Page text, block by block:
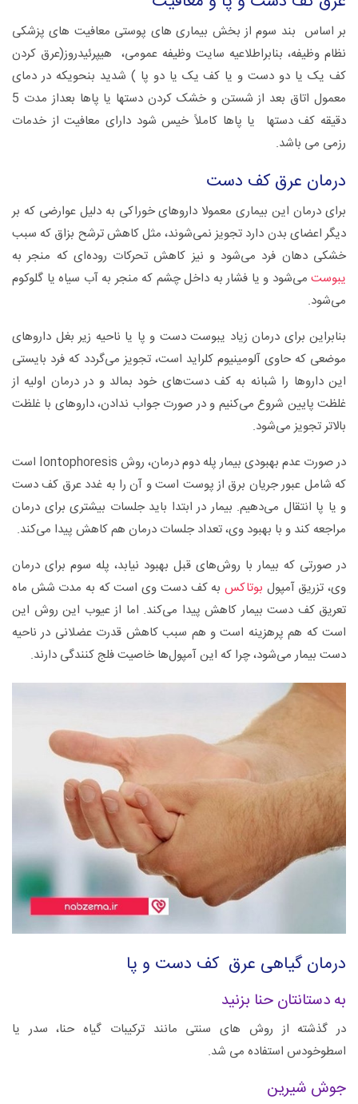
بر اساس بند سوم از بخش بیماری های پوستی معافیت های پزشکی
نظام وظیفه، بنابراطلاعیه سایت وظیفه عمومی، هیپرئیدروز(عرق کردن
کف یک یا دو دست و یا کف یک یا دو پا ) شدید بنحویکه در دمای
معمول اتاق بعد از شستن و خشک کردن دستها یا پاها بعداز مدت 5
دقیقه کف دستها یا پاها کاملاً خیس شود دارای معافیت از خدمات
رزمی می باشد.
درمان عرق کف دست
برای درمان این بیماری معمولا داروهای خوراکی به دلیل عوارضی که بر
دیگر اعضای بدن دارد تجویز نمی‌شوند، مثل کاهش ترشح بزاق که سبب
خشکی دهان فرد می‌شود و نیز کاهش تحرکات روده‌ای که منجر به
یبوست می‌شود و یا فشار به داخل چشم که منجر به آب سیاه یا گلوکوم
می‌شود.
بنابراین برای درمان زیاد یبوست دست و پا یا ناحیه زیر بغل داروهای
موضعی که حاوی آلومینیوم کلراید است، تجویز می‌گردد که فرد بایستی
این داروها را شبانه به کف دست‌های خود بمالد و در درمان اولیه از
غلظت پایین شروع می‌کنیم و در صورت جواب ندادن، داروهای با غلظت
بالاتر تجویز می‌شود.
در صورت عدم بهبودی بیمار پله دوم درمان، روش Iontophoresis است
که شامل عبور جریان برق از پوست است و آن را به غدد عرق کف دست
و یا پا انتقال می‌دهیم. بیمار در ابتدا باید جلسات بیشتری برای درمان
مراجعه کند و با بهبود وی، تعداد جلسات درمان هم کاهش پیدا می‌کند.
‌در صورتی که بیمار با روش‌های قبل بهبود نیابد، پله سوم برای درمان
وی، تزریق آمپول بوتاکس به کف دست وی است که به مدت شش ماه
تعریق کف دست بیمار کاهش پیدا می‌کند. اما از عیوب این روش این
است که هم پرهزینه است و هم سبب کاهش قدرت عضلانی در ناحیه
دست بیمار می‌شود، چرا که این آمپول‌ها خاصیت فلج کنندگی دارند.
درمان گیاهی عرق کف دست و پا
به دستانتان حنا بزنید
در گذشته از روش های سنتی مانند ترکیبات گیاه حنا، سدر یا
اسطوخودس استفاده می شد.
جوش شیرین